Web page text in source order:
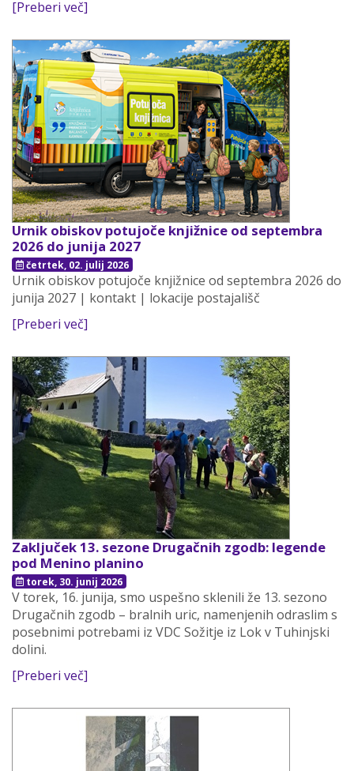
[Preberi več]
Urnik obiskov potujoče knjižnice od septembra
2026 do junija 2027
četrtek, 02. julij 2026
Urnik obiskov potujoče knjižnice od septembra 2026 do
junija 2027 | kontakt | lokacije postajališč
[Preberi več]
Zaključek 13. sezone Drugačnih zgodb: legende
pod Menino planino
torek, 30. junij 2026
V torek, 16. junija, smo uspešno sklenili že 13. sezono
Drugačnih zgodb – bralnih uric, namenjenih odraslim s
posebnimi potrebami iz VDC Sožitje iz Lok v Tuhinjski
dolini.
[Preberi več]